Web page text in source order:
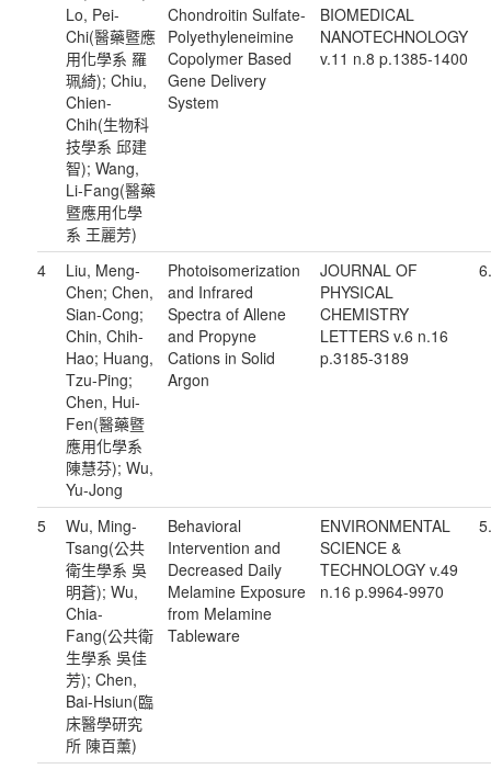
Lo, Pei-
Chi(醫藥暨應
用化學系 羅
珮綺); Chiu,
Chien-
Chih(生物科
技學系 邱建
智); Wang,
Li-Fang(醫藥
暨應用化學
系 王麗芳)
Chondroitin Sulfate-
Polyethyleneimine
Copolymer Based
Gene Delivery
System
BIOMEDICAL
NANOTECHNOLOGY
v.11 n.8 p.1385-1400
4
Liu, Meng-
Chen; Chen,
Sian-Cong;
Chin, Chih-
Hao; Huang,
Tzu-Ping;
Chen, Hui-
Fen(醫藥暨
應用化學系
陳慧芬); Wu,
Yu-Jong
Photoisomerization
and Infrared
Spectra of Allene
and Propyne
Cations in Solid
Argon
JOURNAL OF
PHYSICAL
CHEMISTRY
LETTERS v.6 n.16
p.3185-3189
5
Wu, Ming-
Tsang(公共
衛生學系 吳
明蒼); Wu,
Chia-
Fang(公共衛
生學系 吳佳
芳); Chen,
Bai-Hsiun(臨
床醫學研究
所 陳百薰)
Behavioral
Intervention and
Decreased Daily
Melamine Exposure
from Melamine
Tableware
ENVIRONMENTAL
SCIENCE &
TECHNOLOGY v.49
n.16 p.9964-9970